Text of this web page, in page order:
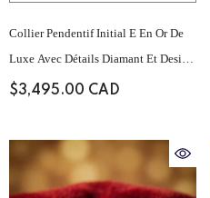
Collier Pendentif Initial E En Or De
Luxe Avec Détails Diamant Et Design
Minimaliste Épuré
$3,495.00 CAD